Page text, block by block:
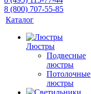
8 (800) 707-55-85
Каталог
Люстры
Подвесные
люстры
Потолочные
люстры